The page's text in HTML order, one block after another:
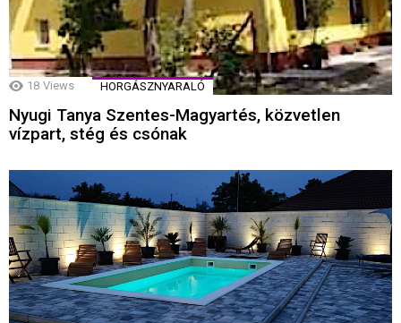
18 Views HORGÁSZNYARALÓ
Nyugi Tanya Szentes-Magyartés, közvetlen
vízpart, stég és csónak